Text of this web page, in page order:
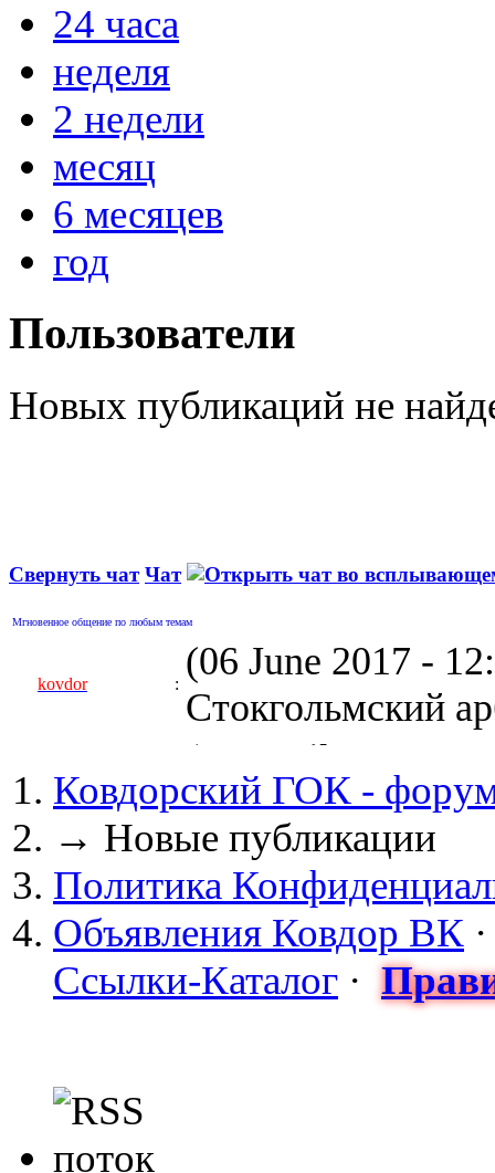
24 часа
неделя
2 недели
месяц
6 месяцев
год
Пользователи
Новых публикаций не
Свернуть чат Чат
Мгновенное общение по любым темам
kovdor :
(06 June 2017 -
Стокгольмский
kovdor
(05 April 2017 -
пустили
Сизонов Андрей :
(04 March 2017 -
майдан?
cont.ws/
kovdor
Ковдорский ГОК -
→ Новые публикации
Политика
Объявления Ковдор ВК
Ссылки-Каталог ·